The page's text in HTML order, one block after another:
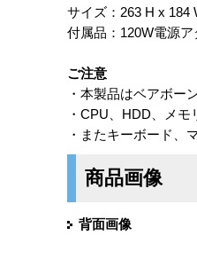
サイズ：263 H x 184
付属品：120W電源
ご注意
・本製品はベアボー
・CPU、HDD、メモ
・またキーボード、
商品画像
背面画像